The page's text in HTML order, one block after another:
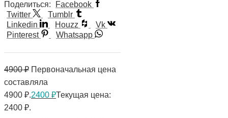
Поделиться:
Facebook
Twitter
Tumblr
Linkedin
Houzz
Vk
Pinterest
Whatsapp
4900₽ Первоначальная цена
составляла
4900 ₽.2400 ₽Текущая цена:
2400 ₽.